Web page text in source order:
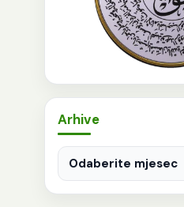
Arhive
Arhive